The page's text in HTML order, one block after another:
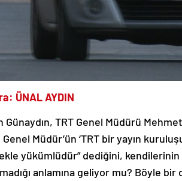
ÜNAL AYDIN
TRT Genel Müdürü
Müdür’ün ‘TRT bir yayın
yükümlüdür” dediğini, kendilerinin
anlamına geliyor mu? Böyle